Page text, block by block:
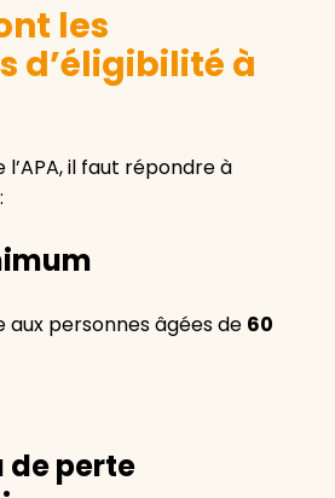
les
d’éligibilité à
il faut répondre à
aux personnes âgées de 60
de perte